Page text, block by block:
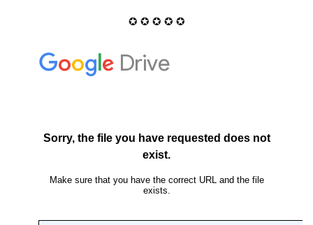
✪ ✪ ✪ ✪ ✪